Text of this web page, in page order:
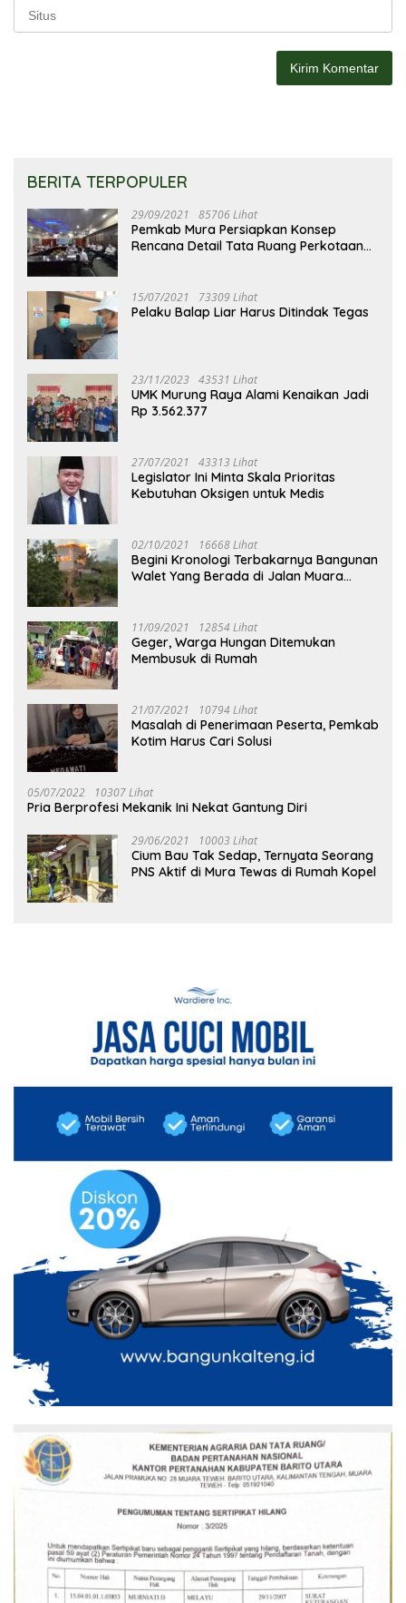
BERITA TERPOPULER
29/09/2021 85706 Lihat
Pemkab Mura Persiapkan Konsep
Rencana Detail Tata Ruang Perkotaan
15/07/2021 73309 Lihat
Pelaku Balap Liar Harus Ditindak Tegas
23/11/2023 43531 Lihat
UMK Murung Raya Alami Kenaikan Jadi
Rp 3.562.377
27/07/2021 43313 Lihat
Legislator Ini Minta Skala Prioritas
Kebutuhan Oksigen untuk Medis
02/10/2021 16668 Lihat
Begini Kronologi Terbakarnya Bangunan
Walet Yang Berada di Jalan Muara
11/09/2021 12854 Lihat
Geger, Warga Hungan Ditemukan
Membusuk di Rumah
21/07/2021 10794 Lihat
Masalah di Penerimaan Peserta, Pemkab
Kotim Harus Cari Solusi
05/07/2022 10307 Lihat
Pria Berprofesi Mekanik Ini Nekat Gantung Diri
29/06/2021 10003 Lihat
Cium Bau Tak Sedap, Ternyata Seorang
PNS Aktif di Mura Tewas di Rumah Kopel